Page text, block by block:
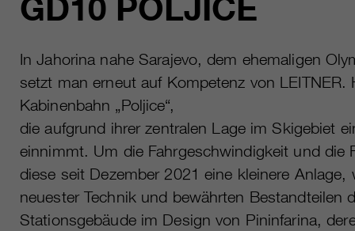
GD10 POLJICE
In Jahorina nahe Sarajevo, dem ehemaligen
setzt man erneut auf Kompetenz von
Kabinenbahn „Poljice“,
die aufgrund ihrer zentralen Lage im Skigebiet
einnimmt. Um die Fahrgeschwindigkeit und die
diese seit Dezember 2021 eine kleinere Anlage,
neuester Technik und bewährten Bestandteilen
Stationsgebäude im Design von Pininfarina,